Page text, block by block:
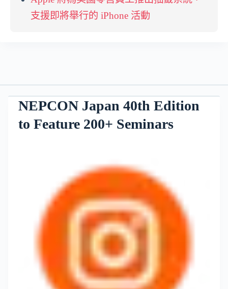
支援即將舉行的 iPhone 活動
NEPCON Japan 40th Edition
to Feature 200+ Seminars